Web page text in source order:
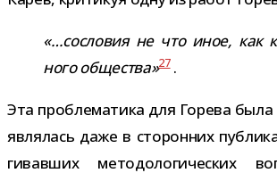
«…сосло­вия не что иное, как
ного обще­ства»27.
Эта про­бле­ма­тика для Горева
яв­ля­лась даже в сто­рон­них
ги­вав­ших мето­до­ло­ги­че­ских